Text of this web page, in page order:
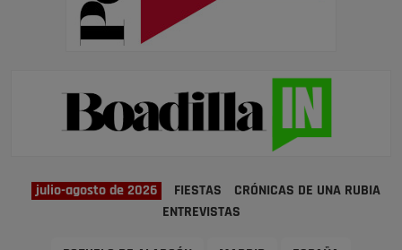
julio-agosto de 2026 FIESTAS
CRÓNICAS DE UNA RUBIA
ENTREVISTAS